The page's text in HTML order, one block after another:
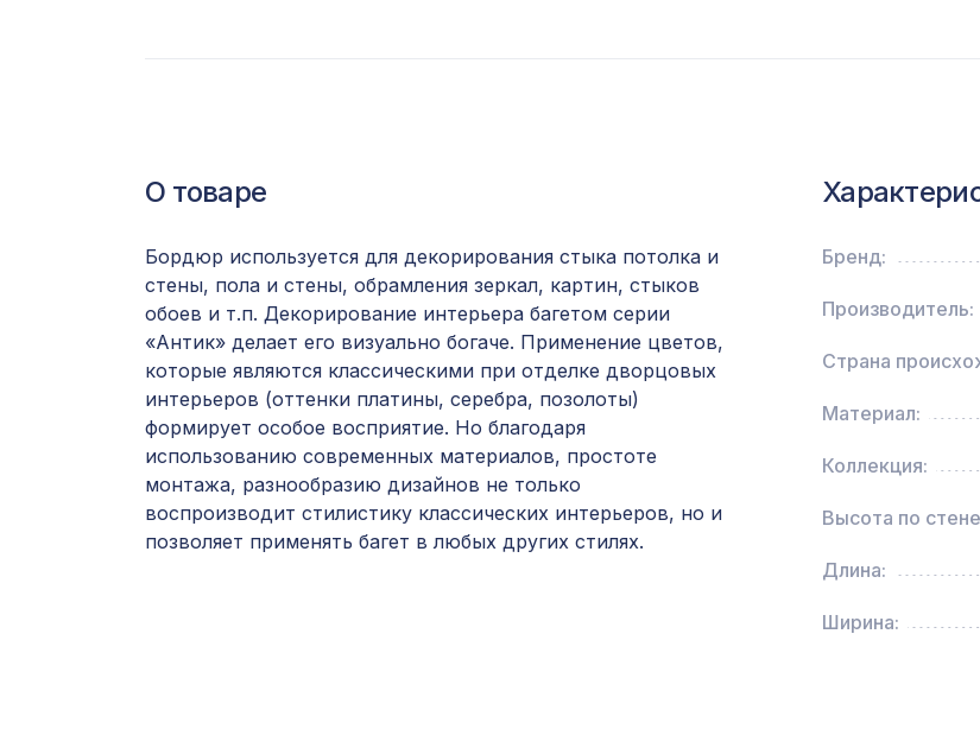
для балки 120х120мм венге, консоль
Экран для радиатора, FRESA,
рисунок Цветы, белый
Экран для радиатора, МОДЕРН,
1200х600мм, перфорация КВАДРО
Перфорированная панель АБАКО,
О товаре
Бордюр используется для декорирования стыка потолка и
стены, пола и стены, обрамления зеркал, картин, стыков
обоев и т.п. Декорирование интерьера багетом серии
«Антик» делает его визуально богаче. Применение цветов,
которые являются классическими при отделке дворцовых
интерьеров (оттенки платины, серебра, позолоты)
формирует особое восприятие. Но благодаря
использованию современных материалов, простоте
монтажа, разнообразию дизайнов не только
воспроизводит стилистику классических интерьеров, но и
позволяет применять багет в любых других стилях.
Бренд:
Производитель:
Страна
Материал:
Коллекция:
Высота по
Длина:
Ширина: